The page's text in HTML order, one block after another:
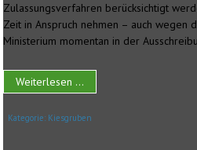
Zulassungsverfahren berücksichtigt
Zeit in Anspruch nehmen – auch wegen
Ministerium momentan in der
Weiterlesen ...
Kategorie: Kiesgruben